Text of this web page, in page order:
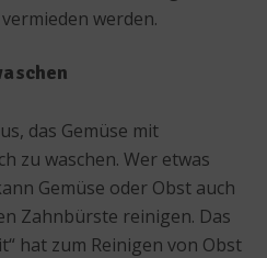
werden.
das Gemüse mit
zu waschen. Wer etwas
Gemüse oder Obst auch
Zahnbürste reinigen. Das
hat zum Reinigen von Obst